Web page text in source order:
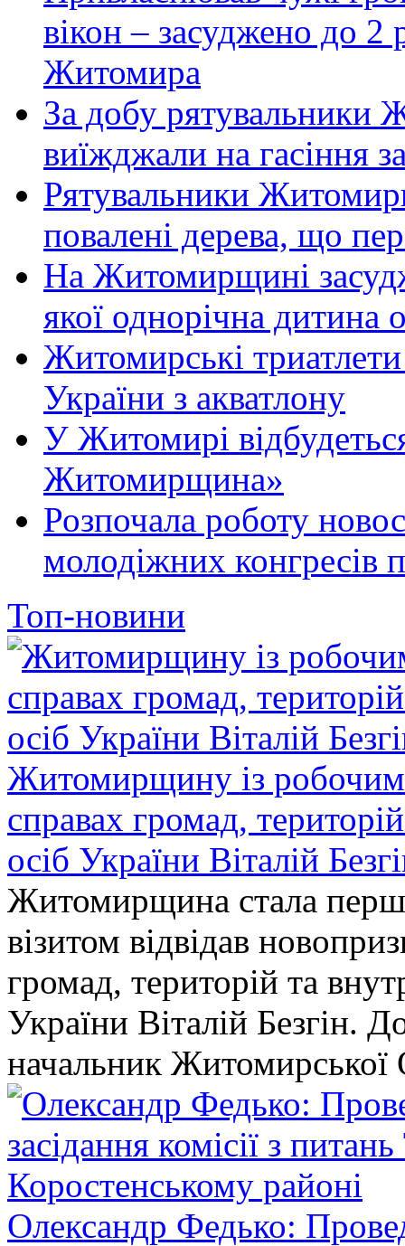
вікон – засуджено до 2
Житомира
За добу рятувальники
виїжджали на гасіння
Рятувальники
повалені дерева, що
На Житомирщині
якої однорічна
Житомирські триатлети
України з акватлону
У Житомирі
Житомирщина»
Розпочала роботу
молодіжних конгресів
Топ-новини
Житомирщину із робочим
справах громад,
осіб України Віталій
Житомирщина стала
візитом відвідав
громад, територій та
України Віталій Безгін.
начальник
Олександр Федько: